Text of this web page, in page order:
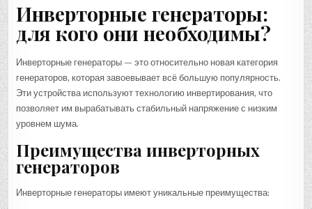
Инверторные генераторы:
для кого они необходимы?
Инверторные генераторы — это относительно новая категория
генераторов, которая завоевывает всё большую популярность.
Эти устройства используют технологию инвертирования, что
позволяет им вырабатывать стабильный напряжение с низким
уровнем шума.
Преимущества инверторных
генераторов
Инверторные генераторы имеют уникальные преимущества: